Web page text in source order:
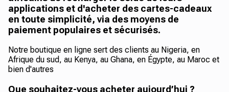
applications et d'acheter des cartes-cadeaux
en toute simplicité, via des moyens de
paiement populaires et sécurisés.
Notre boutique en ligne sert des clients au Nigeria, en
Afrique du sud, au Kenya, au Ghana, en Égypte, au Maroc et
bien d'autres
Que souhaitez-vous acheter aujourd’hui ?